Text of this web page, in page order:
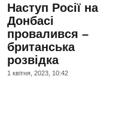
Наступ Росії на
Донбасі
провалився –
британська
розвідка
1 квiтня, 2023, 10:42